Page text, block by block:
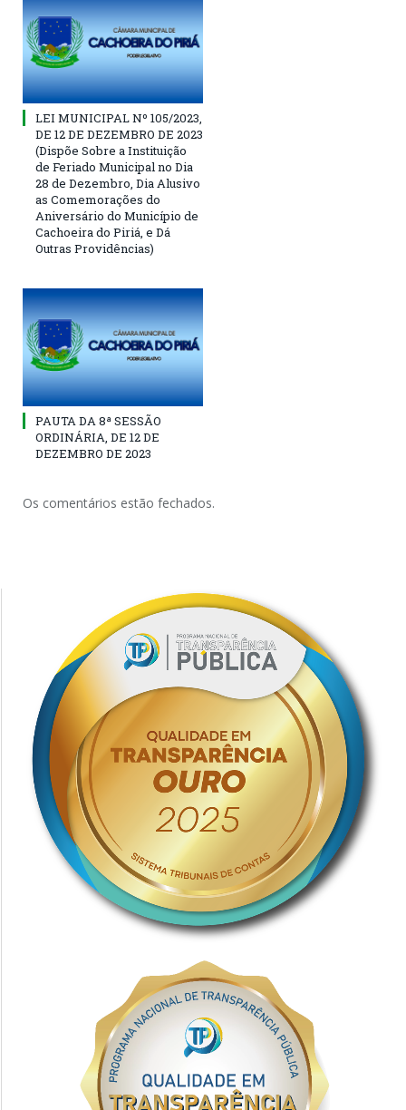
LEI MUNICIPAL Nº 105/2023,
DE 12 DE DEZEMBRO DE 2023
(Dispõe Sobre a Instituição
de Feriado Municipal no Dia
28 de Dezembro, Dia Alusivo
as Comemorações do
Aniversário do Município de
Cachoeira do Piriá, e Dá
Outras Providências)
PAUTA DA 8ª SESSÃO
ORDINÁRIA, DE 12 DE
DEZEMBRO DE 2023
Os comentários estão fechados.